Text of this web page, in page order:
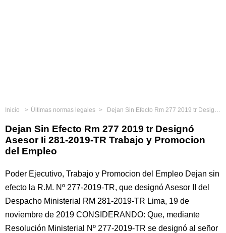
Inicio Últimas normas legales Dejan Sin Efecto Rm 277 2019 tr Designó Asesor Ii 281-2019-TR Trabajo y Promocion del Empleo
Dejan Sin Efecto Rm 277 2019 tr Designó
Asesor Ii 281-2019-TR Trabajo y Promocion
del Empleo
Poder Ejecutivo, Trabajo y Promocion del Empleo Dejan sin
efecto la R.M. Nº 277-2019-TR, que designó Asesor II del
Despacho Ministerial RM 281-2019-TR Lima, 19 de
noviembre de 2019 CONSIDERANDO: Que, mediante
Resolución Ministerial Nº 277-2019-TR se designó al señor